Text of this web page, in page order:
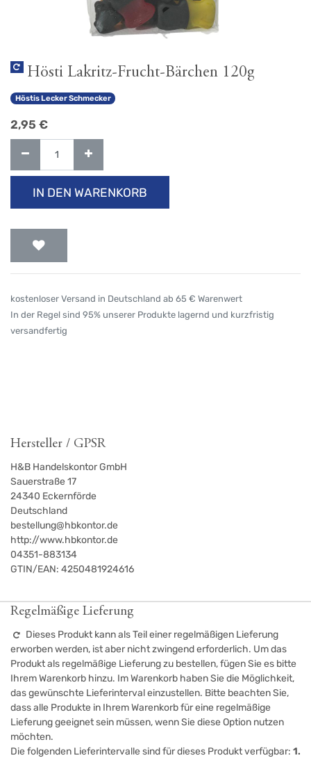
Hösti Lakritz-Frucht-Bärchen 120g
Höstis Lecker Schmecker
2,95 €
IN DEN WARENKORB
kostenloser Versand in Deutschland ab 65 € Warenwert
In der Regel sind 95% unserer Produkte lagernd und kurzfristig
versandfertig
Hersteller / GPSR
H&B Handelskontor GmbH
Sauerstraße 17
24340 Eckernförde
Deutschland
bestellung@hbkontor.de
http://www.hbkontor.de
04351-883134
GTIN/EAN: 4250481924616
Regelmäßige Lieferung
Dieses Produkt kann als Teil einer regelmäßigen Lieferung
erworben werden, ist aber nicht zwingend erforderlich. Um das
Produkt als regelmäßige Lieferung zu bestellen, fügen Sie es bitte
Ihrem Warenkorb hinzu. Im Warenkorb haben Sie die Möglichkeit,
das gewünschte Lieferinterval einzustellen. Bitte beachten Sie,
dass alle Produkte in Ihrem Warenkorb für eine regelmäßige
Lieferung geeignet sein müssen, wenn Sie diese Option nutzen
möchten.
Die folgenden Lieferintervalle sind für dieses Produkt verfügbar: 1.